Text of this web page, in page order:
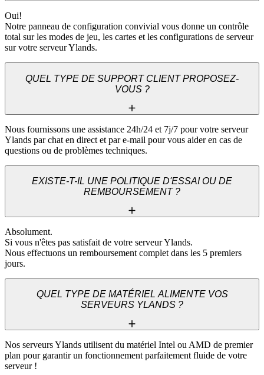
Oui!
Notre panneau de configuration convivial vous donne un contrôle
total sur les modes de jeu, les cartes et les configurations de serveur
sur votre serveur Ylands.
QUEL TYPE DE SUPPORT CLIENT PROPOSEZ-
VOUS ?
Nous fournissons une assistance 24h/24 et 7j/7 pour votre serveur
Ylands par chat en direct et par e-mail pour vous aider en cas de
questions ou de problèmes techniques.
EXISTE-T-IL UNE POLITIQUE D'ESSAI OU DE
REMBOURSEMENT ?
Absolument.
Si vous n'êtes pas satisfait de votre serveur Ylands.
Nous effectuons un remboursement complet dans les 5 premiers
jours.
QUEL TYPE DE MATÉRIEL ALIMENTE VOS
SERVEURS YLANDS ?
Nos serveurs Ylands utilisent du matériel Intel ou AMD de premier
plan pour garantir un fonctionnement parfaitement fluide de votre
serveur !